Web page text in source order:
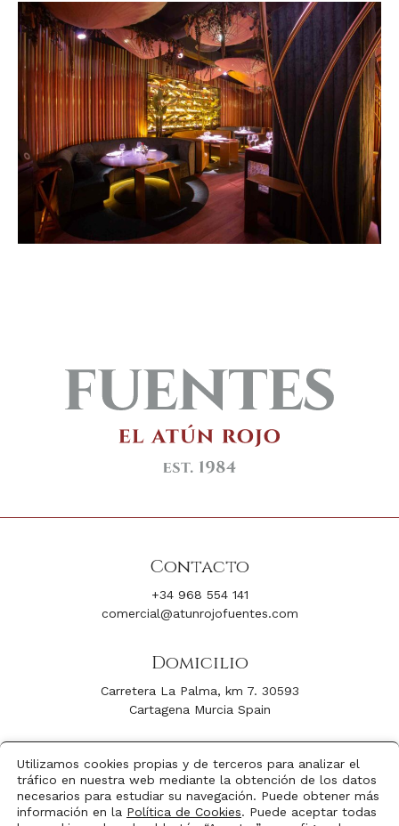
Contacto
+34 968 554 141
comercial@atunrojofuentes.com
Domicilio
Carretera La Palma, km 7. 30593
Cartagena Murcia Spain
Síguenos
Facebook
Youtube
Instagram
Linkedin
Utilizamos cookies propias y de terceros para analizar el
tráfico en nuestra web mediante la obtención de los datos
necesarios para estudiar su navegación. Puede obtener más
información en la Política de Cookies. Puede aceptar todas